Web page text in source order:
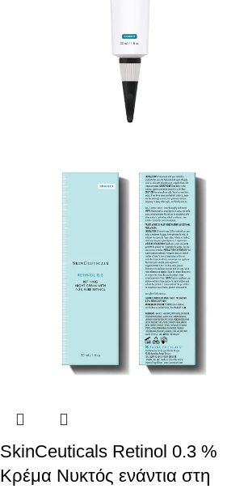
SkinCeuticals Retinol 0.3 %
Kρέμα Νυκτός ενάντια στη